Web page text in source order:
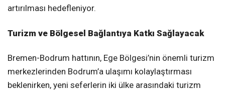
artırılması hedefleniyor.
Turizm ve Bölgesel Bağlantıya Katkı Sağlayacak
Bremen-Bodrum hattının, Ege Bölgesi’nin önemli turizm
merkezlerinden Bodrum’a ulaşımı kolaylaştırması
beklenirken, yeni seferlerin iki ülke arasındaki turizm